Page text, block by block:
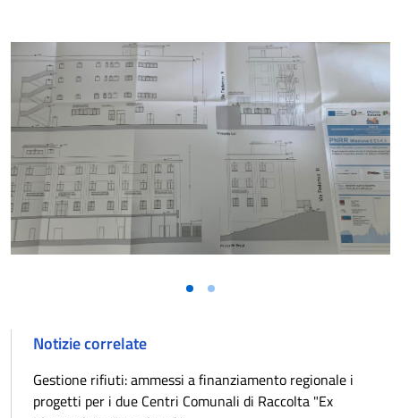
Vai alla slide 1
Vai alla slide 2
Notizie correlate
Gestione rifiuti: ammessi a finanziamento regionale i
progetti per i due Centri Comunali di Raccolta "Ex